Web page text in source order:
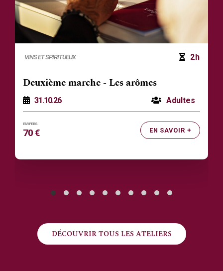
VINS ET SPIRITUEUX 2h
Deuxième marche - Les arômes
Adultes
31.10.26
EN SAVOIR +
70 €
DÉCOUVRIR TOUS LES ATELIERS